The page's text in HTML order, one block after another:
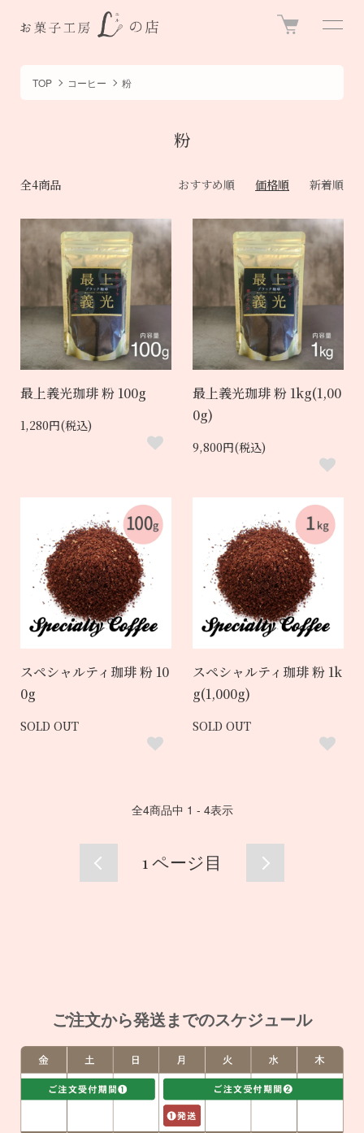
TOP コーヒー 粉
粉
全4商品 おすすめ順 価格順 新着順
最上義光珈琲 粉 100g
1,280円(税込)
最上義光珈琲 粉 1kg(1,00
0g)
9,800円(税込)
スペシャルティ珈琲 粉 10
0g
SOLD OUT
スペシャルティ珈琲 粉 1k
g(1,000g)
SOLD OUT
全4商品中 1 - 4表示
1 ページ目
ご注文から発送までのスケジュール